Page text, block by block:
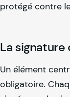
protégé contre
La
Un élément
obligatoire.